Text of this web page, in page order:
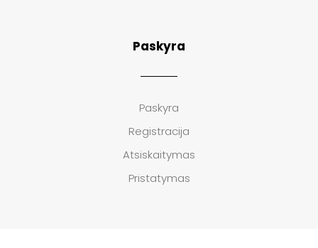
Paskyra
Paskyra
Registracija
Atsiskaitymas
Pristatymas